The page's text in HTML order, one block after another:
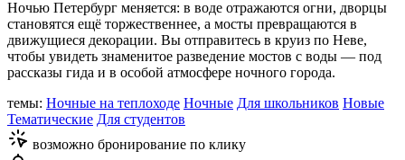
Ночью Петербург меняется: в воде отражаются огни, дворцы
становятся ещё торжественнее, а мосты превращаются в
движущиеся декорации. Вы отправитесь в круиз по Неве,
чтобы увидеть знаменитое разведение мостов с воды — под
рассказы гида и в особой атмосфере ночного города.
темы: Ночные на теплоходе Ночные Для школьников Новые
Тематические Для студентов
возможно бронирование по клику